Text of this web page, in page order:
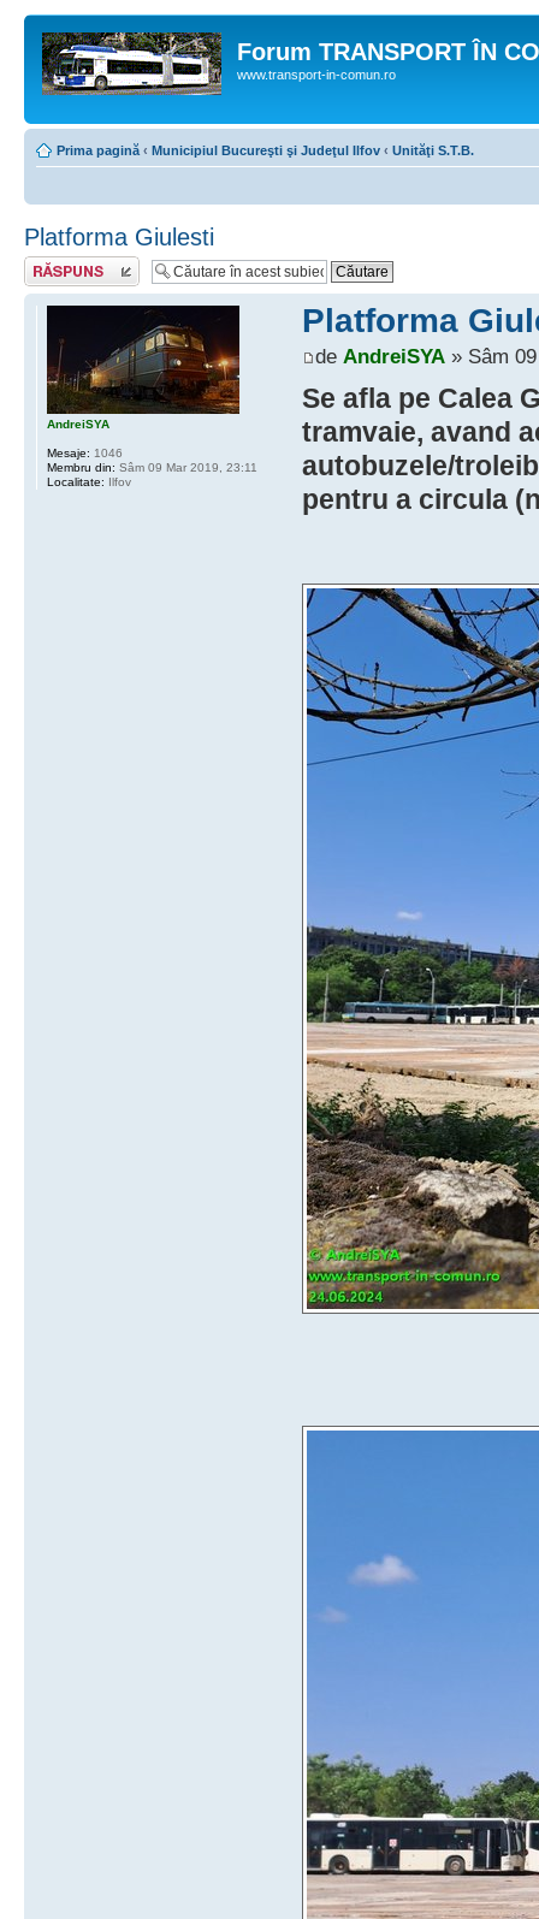
Forum TRANSPORT ÎN
www.transport-in-comun.ro
Prima pagină ‹ Municipiul Bucureşti şi Judeţul Ilfov ‹ Unităţi S.T.B.
Platforma Giulesti
Răspunde
Platforma
de AndreiSYA» Sâm 09
Se afla pe Calea
tramvaie, avand
autobuzele/
pentru a circula
AndreiSYA
Mesaje: 1046
Membru din: Sâm 09 Mar 2019, 23:11
Localitate: Ilfov